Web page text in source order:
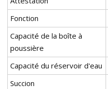
Fonction
Capacité de la boîte à
poussière
Capacité du réservoir d'eau
Succion